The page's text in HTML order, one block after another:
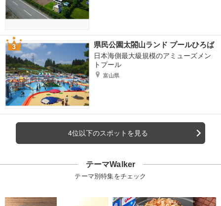
県民公園太閤山ランド プールひろば
日本海側最大級規模のアミューズメン
トプール
富山県
4位以下のスポットを見る
テーマWalker
テーマ別特集をチェック